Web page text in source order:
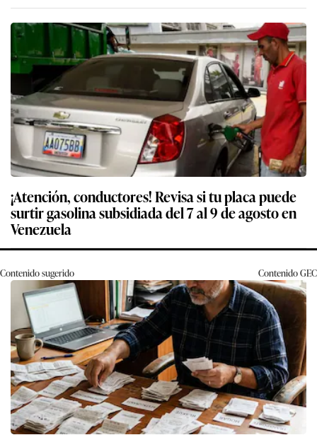
¡Atención, conductores! Revisa si tu placa puede
surtir gasolina subsidiada del 7 al 9 de agosto en
Venezuela
Contenido sugerido ContenidoGEC